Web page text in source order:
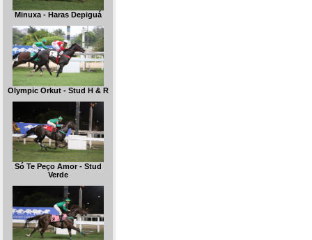
Minuxa - Haras Depiguá
Olympic Orkut - Stud H & R
Só Te Peço Amor - Stud
Verde